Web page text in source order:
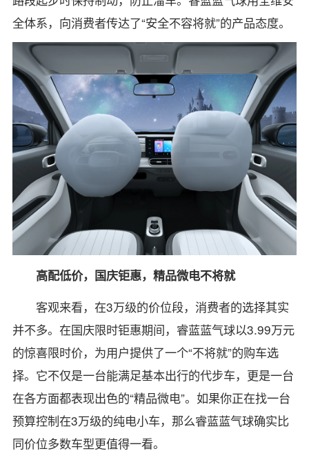
全体系，向消费者传达了“安全不容将就”的产品态度。
高配低价，国庆钜惠，精品微电不将就
客观来看，在3万级的价位段，消费者的选择其实
并不多。在国庆限时钜惠期间，睿蓝蓝气球以3.99万元
的惊喜限时价，为用户提供了一个“不将就”的购车选
择。它不仅是一台能满足基本出行的代步车，更是一台
在各方面都表现出色的“精品微电”。如果你正在找一台
预算控制在3万级的纯电小车，那么睿蓝蓝气球确实比
同价位多数车型更值得一看。